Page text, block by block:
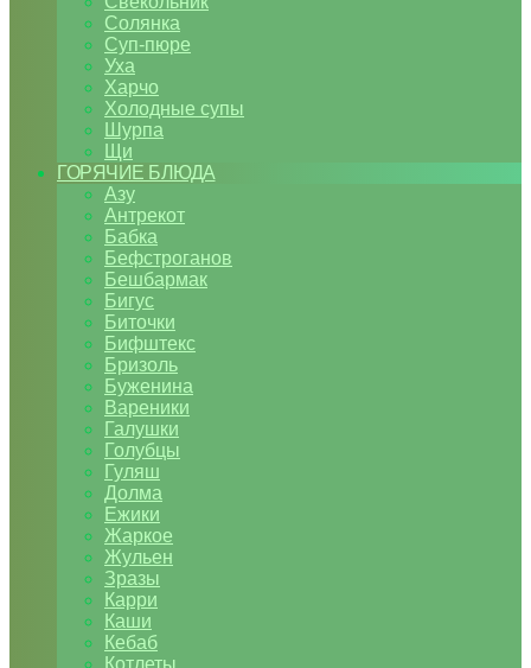
Солянка
Суп-пюре
Уха
Харчо
Холодные супы
Шурпа
Щи
ГОРЯЧИЕ БЛЮДА
Азу
Антрекот
Бабка
Бефстроганов
Бешбармак
Бигус
Биточки
Бифштекс
Бризоль
Буженина
Вареники
Галушки
Голубцы
Гуляш
Долма
Ежики
Жаркое
Жульен
Зразы
Карри
Каши
Кебаб
Котлеты